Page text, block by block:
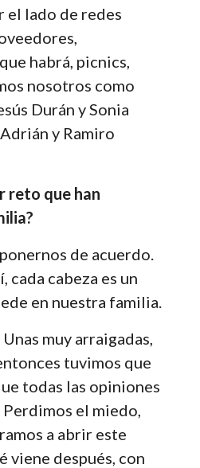
el lado de redes
habrá, picnics,
nosotros como
Durán y Sonia
y Ramiro
reto que han
de acuerdo.
cada cabeza es un
en nuestra familia.
muy arraigadas,
tuvimos que
todas las opiniones
el miedo,
a abrir este
viene después, con